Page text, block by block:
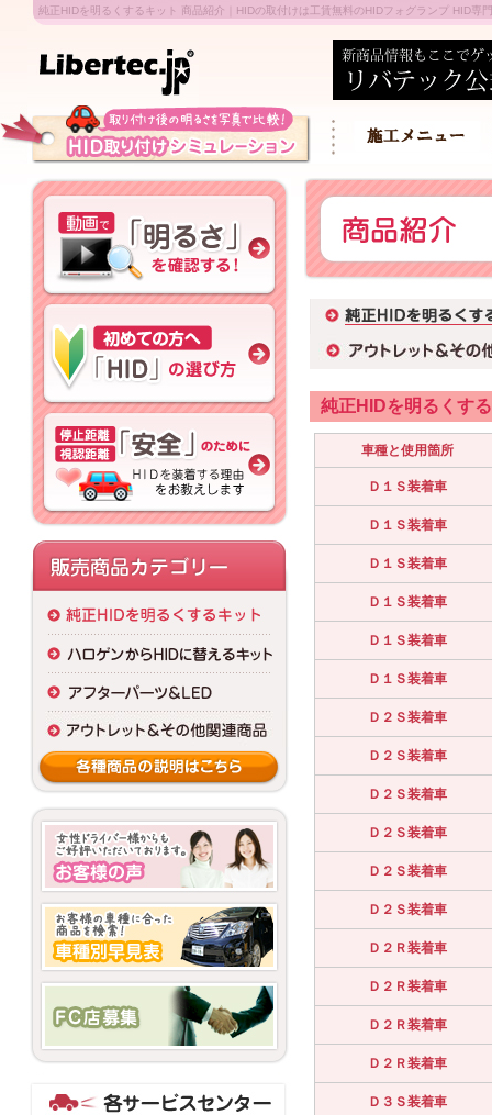
純正HIDを明るくするキット 商品紹介｜HIDの取付けは工賃無料のHIDフォグランプ HID専
純正HIDを明るくす
車種と使用箇所
Ｄ１Ｓ装着車
Ｄ１Ｓ装着車
Ｄ１Ｓ装着車
Ｄ１Ｓ装着車
Ｄ１Ｓ装着車
Ｄ１Ｓ装着車
Ｄ２Ｓ装着車
Ｄ２Ｓ装着車
Ｄ２Ｓ装着車
Ｄ２Ｓ装着車
Ｄ２Ｓ装着車
Ｄ２Ｓ装着車
Ｄ２Ｒ装着車
Ｄ２Ｒ装着車
Ｄ２Ｒ装着車
Ｄ２Ｒ装着車
Ｄ３Ｓ装着車